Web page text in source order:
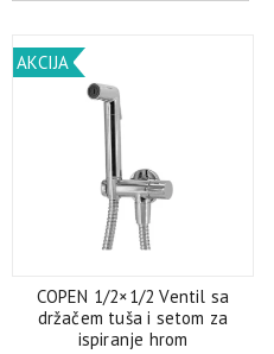
AKCIJA
COPEN 1/2×1/2 Ventil sa
držačem tuša i setom za
ispiranje hrom